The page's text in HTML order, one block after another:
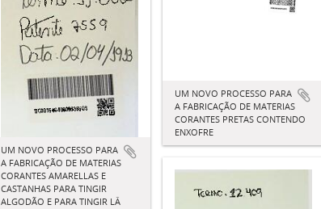
UM NOVO PROCESSO PARA
A FABRICAÇÃO DE MATERIAS
CORANTES AMARELLAS E
CASTANHAS PARA TINGIR
ALGODÃO E PARA TINGIR LÂ
UM NOVO PROCESSO PARA
A FABRICAÇÃO DE MATERIAS
CORANTES PRETAS CONTENDO
ENXOFRE